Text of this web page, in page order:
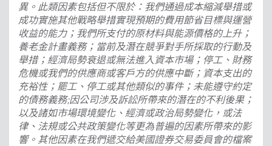
異。此類因素包括但不限於：我們通過成本縮減舉措或
成功實施其他戰略舉措實現預期的費用節省目標與運營
收益的能力；我們所支付的原材料與能源價格的上升；
養老金計畫義務；當前及潛在競爭對手所採取的行動及
舉措；經濟局勢衰退或無法進入資本市場；停工、財務
危機或我們的供應商或客戶方的供應中斷；資本支出的
充裕性；罷工、停工或其他類似的事件；未能遵守約定
的債務義務;因公司涉及訴訟所帶來的潛在的不利後果；
以及諸如市場環境變化、經濟或政治局勢變化，或法
律、法規或公共政策變化等更為普遍的因素所帶來的影
響。其他因素在我們遞交給美國證券交易委員會的檔案